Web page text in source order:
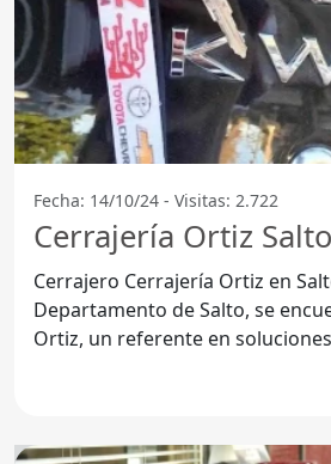
Fecha: 14/10/24 - Visitas: 2.722
Cerrajería Ortiz
Cerrajero Cerrajería Ortiz en Salto En el corazón
Departamento de Salto, se
Ortiz, un referente en